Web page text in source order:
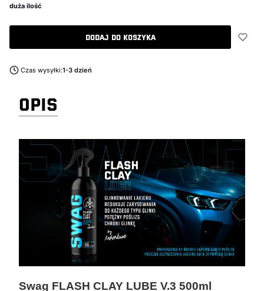
duża ilość
Dodaj do koszyka
Czas wysyłki:1-3 dzień
OPIS
Swag FLASH CLAY LUBE V.3 500ml